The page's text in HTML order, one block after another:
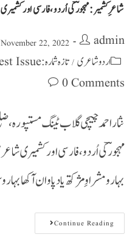
شاعرِکشمیر : مہجورؔکی اُردو،فارسی اور
admin
November 22, 2022
اردو شاعری / تازہ شمارہ : Latest Issue
0 Comments
نثاراحمدچیچی گلاب ٹینگ مستپورہ،
مہجورؔکی اُردو،فارسی اور کشمیری
بہارو مشراوِمژ کتھ یاد پاوان آکھا
Continue Reading